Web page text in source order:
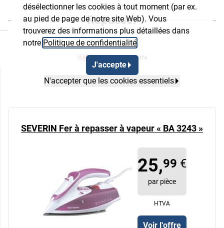
désélectionner les cookies à tout moment (par ex.
au pied de page de notre site Web). Vous
trouverez des informations plus détaillées dans
notre Politique de confidentialité
J'accepte
N'accepter que les cookies essentiels
Repasser
SEVERIN Fer à repasser à vapeur « BA 3243 »
25,99 €
par pièce
HTVA
Voir l‘offre